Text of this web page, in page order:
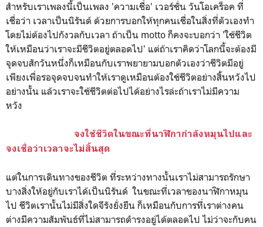
สำหรับเราเพลงนี้เป็นเพลง 'ความเชื่อ' เวอร์ชั่น วันโอเคร็อค ที่
เชื่อว่า เวลาเป็นนิรันด์ ด้วยการบอกให้ทุกคนเชื่อในสิ่งที่ตัวเองทำ
โดยไม่ต้องไปกังวลกับเวลา ถ้าเป็น motto ก็คงจะบอกว่า 'ใช้ชีวิต
ให้เหมือนว่าเราจะมีชีวิตอยู่ตลอดไป' แต่ถ้าเราคิดว่าโลกนี้จะต้องมี
จุดจบสักวันหนึ่งก็เหมือนกับเราพยายามบอกตัวเองว่าชีวิตมีอยู่
เพียงเพื่อรอจุดจบจนทำให้เราดูเหมือนต้องใช้ชีวิตอย่างสิ้นหวังไป
อย่างนั้น แล้วเราจะใช้ชีวิตต่อไปได้อย่างไรล่ะถ้าเราไม่มีความ
หวัง
จงใช้ชีวิตในขณะที่นาฬิกากำลังหมุนไปและ
จงเชื่อว่าเวลาจะไม่สิ้นสุด
แต่ในการเดินทางของชีวิต ที่ระหว่างทางนั้นเราไม่สามารถรักษา
บางสิ่งให้อยู่กับเราได้เป็นนิรันด์ ในขณะที่เวลาของนาฬิกาหมุน
ไป ชีวิตเรานั้นไม่มีสิ่งใดจีรังยั่งยืน ก็เหมือนกับการที่เราต่างคน
ต่างมีความสัมพันธ์ที่ไม่สามารถดำรงอยู่ได้ตลอดไป ไม่ว่าจะกับคน